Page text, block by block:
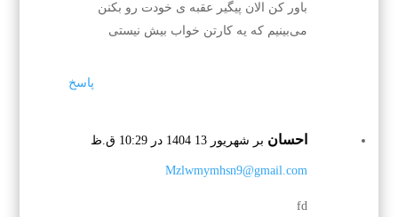
باور کن الان پیگیر عقبه ی خودت رو بکنن
می‌بینیم که یه کارتن خواب بیش نیستی
پاسخ
احسان بر شهریور 13 1404 در 10:29 ق.ظ
Mzlwmymhsn9@gmail.com
fd